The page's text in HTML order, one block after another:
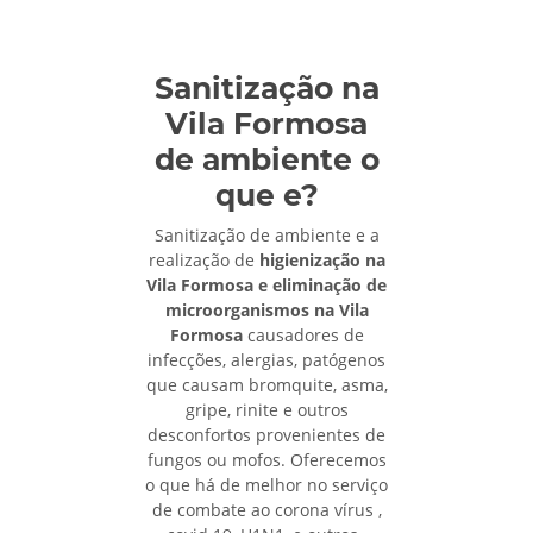
Sanitização na
Vila Formosa
de ambiente o
que e?
Sanitização de ambiente e a
realização de higienização na
Vila Formosa e eliminação de
microorganismos na Vila
Formosacausadores de
infecções, alergias, patógenos
que causam bromquite, asma,
gripe, rinite e outros
desconfortos provenientes de
fungos ou mofos. Oferecemos
o que há de melhor no serviço
de combate ao corona vírus ,